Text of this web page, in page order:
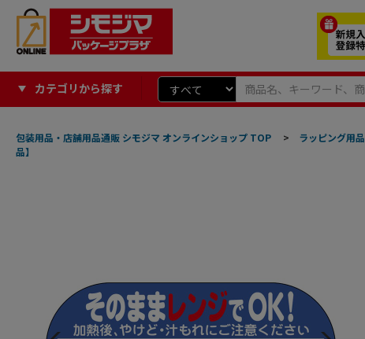
カテゴリから探す
包装用品・店舗用品通販 シモジマ オンラインショップ TOP > ラッピング用品
品】